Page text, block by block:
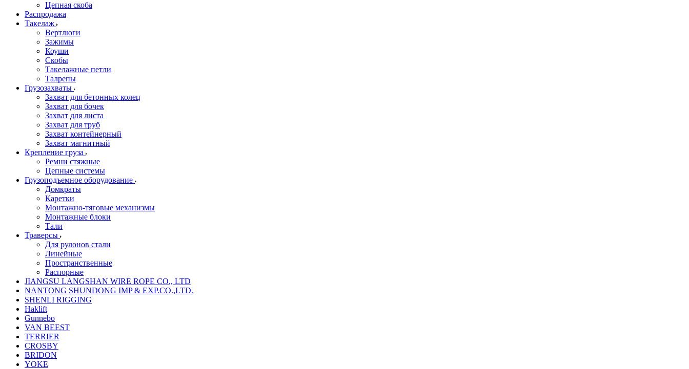
Цепная скоба
Распродажа
Такелаж
Вертлюги
Зажимы
Коуши
Скобы
Такелажные петли
Талрепы
Грузозахваты
Захват для бетонных колец
Захват для бочек
Захват для листа
Захват для труб
Захват контейнерный
Захват магнитный
Крепление груза
Ремни стяжные
Цепные системы
Грузоподъемное оборудование
Домкраты
Каретки
Монтажно-тяговые механизмы
Монтажные блоки
Тали
Траверсы
Для рулонов стали
Линейные
Пространственные
Распорные
JIANGSU LANGSHAN WIRE ROPE CO., LTD
NANTONG SHUNDONG IMP & EXP.CO.,LTD.
SHENLI RIGGING
Haklift
Gunnebo
VAN BEEST
TERRIER
CROSBY
BRIDON
YOKE